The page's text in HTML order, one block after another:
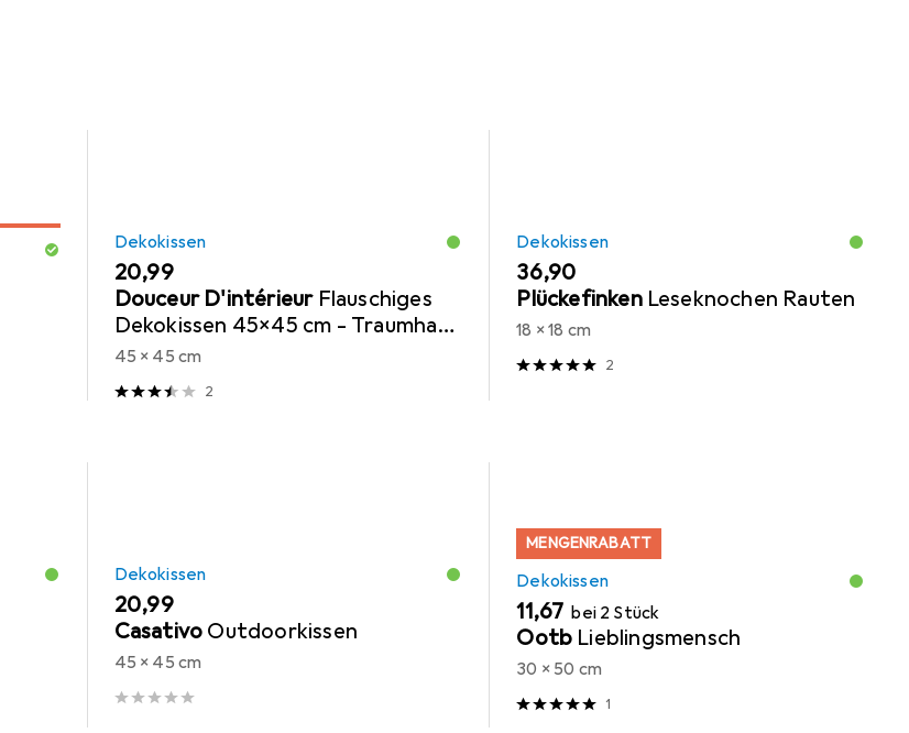
Dekokissen
EUR
20,99
Douceur D'intérieur Flauschiges
Dekokissen 45x45 cm - Traumhaft
weicher Kissenbezug in Fell-Optik,
Graues Kunstfell
45 x 45 cm
2
Dekokissen
EUR
36,90
Plückefinken Leseknochen Rauten
18 x 18 cm
2
Dekokissen
EUR
20,99
Casativo Outdoorkissen
45 x 45 cm
MENGENRABATT
Dekokissen
EUR
11,67 bei 2 Stück
Ootb Lieblingsmensch
30 x 50 cm
1